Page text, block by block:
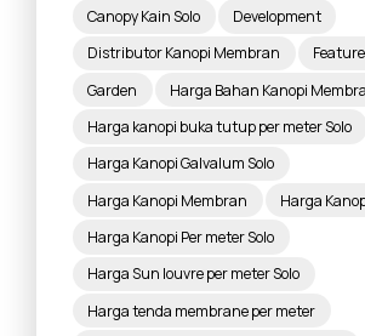
Canopy Kain Solo
Development
Distributor Kanopi Membran
Garden
Harga Bahan Kanopi
Harga kanopi buka tutup per meter Solo
Harga Kanopi Galvalum Solo
Harga Kanopi Membran
Harga
Harga Kanopi Per meter Solo
Harga Sun louvre per meter Solo
Harga tenda membrane per meter